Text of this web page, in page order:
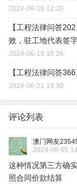
2024-06-19 12:20
【工程法律问答
效，驻工地代表签
2024-06-19 15:26
【工程法律问答
2024-06-21 14:30
评论列表
澳门网友
2024-08-05
这种情况第三方确
照合同价款结算